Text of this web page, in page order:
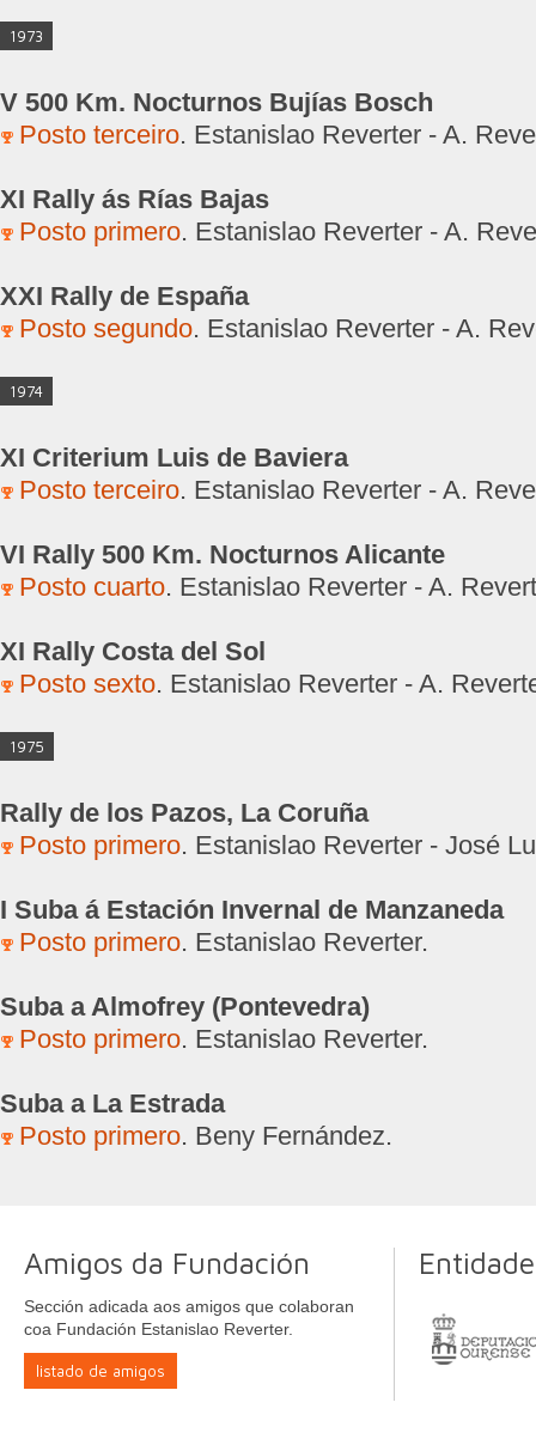
1973
V 500 Km. Nocturnos Bujías Bosch
Posto terceiro. Estanislao Reverter - A.
XI Rally ás Rías Bajas
Posto primero. Estanislao Reverter - A.
XXI Rally de España
Posto segundo. Estanislao Reverter - A.
1974
XI Criterium Luis de Baviera
Posto terceiro. Estanislao Reverter - A.
VI Rally 500 Km. Nocturnos Alicante
Posto cuarto. Estanislao Reverter - A.
XI Rally Costa del Sol
Posto sexto. Estanislao Reverter - A.
1975
Rally de los Pazos, La Coruña
Posto primero. Estanislao Reverter - José
I Suba á Estación Invernal de Manzaneda
Posto primero. Estanislao Reverter.
Suba a Almofrey (Pontevedra)
Posto primero. Estanislao Reverter.
Suba a La Estrada
Posto primero. Beny Fernández.
Amigos da Fundación
Sección adicada aos amigos que colaboran
coa Fundación Estanislao Reverter.
listado de amigos